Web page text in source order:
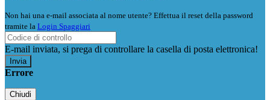
Non hai una e-mail associata al nome utente? Effettua il reset della password
tramite la Login Spaggiari
E-mail inviata, si prega di controllare la casella di posta elettronica!
Errore
Chiudi